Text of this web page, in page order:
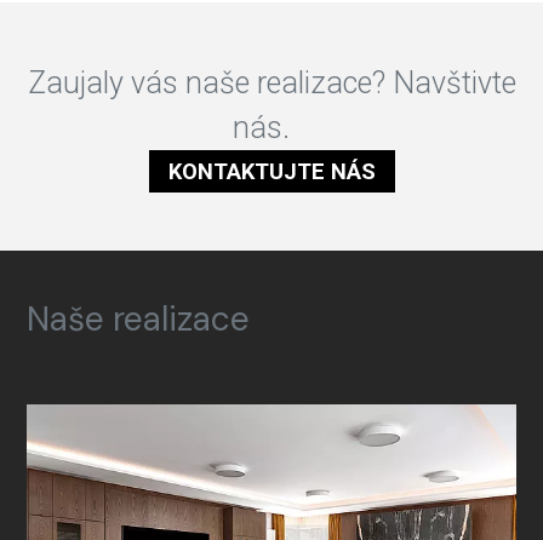
Zaujaly vás naše realizace? Navštivte
nás.
KONTAKTUJTE NÁS
Naše realizace